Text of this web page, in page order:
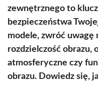
zewnętrznego to
bezpieczeństwa
modele, zwróć
rozdzielczość obrazu,
atmosferyczne czy
obrazu. Dowiedz się,